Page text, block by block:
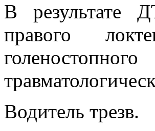
В результате
правого
Водитель трезв.